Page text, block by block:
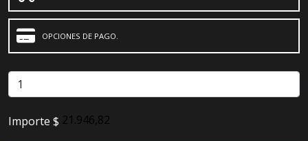
OPCIONES DE PAGO.
Importe $